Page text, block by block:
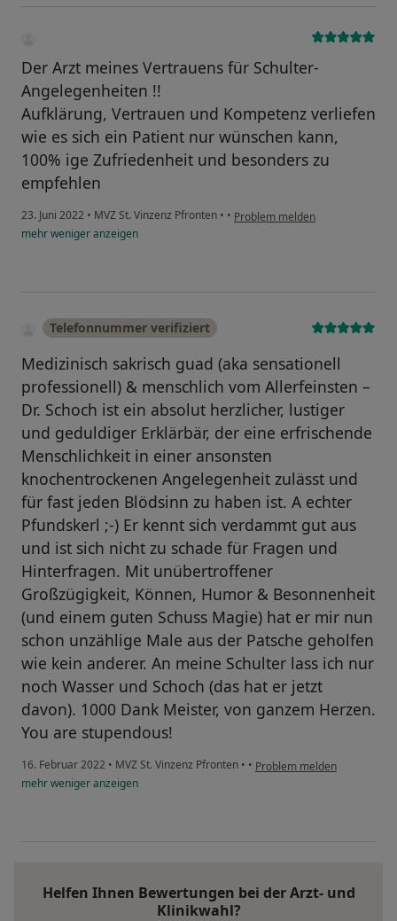
Der Arzt meines Vertrauens für Schulter-
Angelegenheiten !!
Aufklärung, Vertrauen und Kompetenz verliefen
wie es sich ein Patient nur wünschen kann,
100% ige Zufriedenheit und besonders zu
empfehlen
23. Juni 2022 • MVZ St. Vinzenz Pfronten • • Problem melden
mehrwenigeranzeigen
Telefonnummer verifiziert
Medizinisch sakrisch guad (aka sensationell
professionell) & menschlich vom Allerfeinsten –
Dr. Schoch ist ein absolut herzlicher, lustiger
und geduldiger Erklärbär, der eine erfrischende
Menschlichkeit in einer ansonsten
knochentrockenen Angelegenheit zulässt und
für fast jeden Blödsinn zu haben ist. A echter
Pfundskerl ;-) Er kennt sich verdammt gut aus
und ist sich nicht zu schade für Fragen und
Hinterfragen. Mit unübertroffener
Großzügigkeit, Können, Humor & Besonnenheit
(und einem guten Schuss Magie) hat er mir nun
schon unzählige Male aus der Patsche geholfen
wie kein anderer. An meine Schulter lass ich nur
noch Wasser und Schoch (das hat er jetzt
davon). 1000 Dank Meister, von ganzem Herzen.
You are stupendous!
16. Februar 2022 • MVZ St. Vinzenz Pfronten • • Problem melden
mehrwenigeranzeigen
Helfen Ihnen Bewertungen bei der Arzt- und
Klinikwahl?